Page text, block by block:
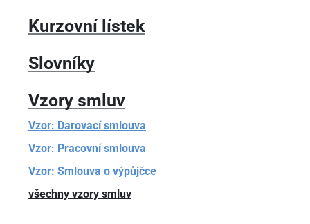
Kurzovní lístek
Slovníky
Vzory smluv
Vzor: Darovací smlouva
Vzor: Pracovní smlouva
Vzor: Smlouva o výpůjčce
všechny vzory smluv